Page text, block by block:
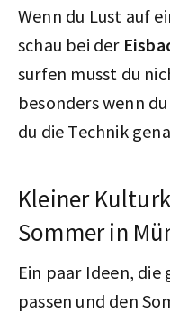
Wenn du Lust auf
schau bei der
surfen musst du
besonders wenn
du die Technik
Kleiner
Sommer in
Ein paar Ideen,
passen und den